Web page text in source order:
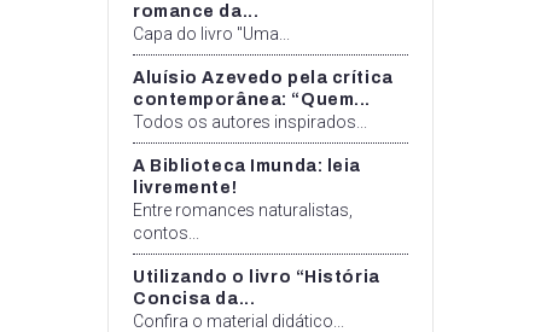
romance da...
Capa do livro "Uma...
Aluísio Azevedo pela crítica
contemporânea: “Quem...
Todos os autores inspirados...
A Biblioteca Imunda: leia
livremente!
Entre romances naturalistas,
contos...
Utilizando o livro “História
Concisa da...
Confira o material didático...